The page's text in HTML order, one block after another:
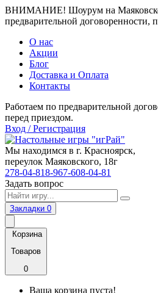
ВНИМАНИЕ! Шоурум на
предварительной договоренности,
О нас
Акции
Блог
Доставка и Оплата
Контакты
Работаем по предварительной
перед приездом.
Вход / Регистрация
Мы находимся в г. Красноярск,
переулок Маяковского, 18г
278-04-818-967-608-04-81
Задать вопрос
Закладки 0
Корзина
Товаров
0
Ваша корзина пуста!